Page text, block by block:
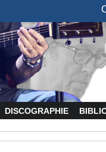
DISCOGRAPHIE